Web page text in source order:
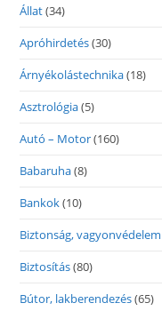
Állat(34)
Apróhirdetés(30)
Árnyékolástechnika(18)
Asztrológia(5)
Autó – Motor(160)
Babaruha(8)
Bankok(10)
Biztonság, vagyonvédelem
Biztosítás(80)
Bútor, lakberendezés(65)